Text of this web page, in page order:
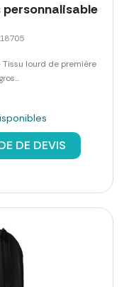
lourd de première
DE DEVIS